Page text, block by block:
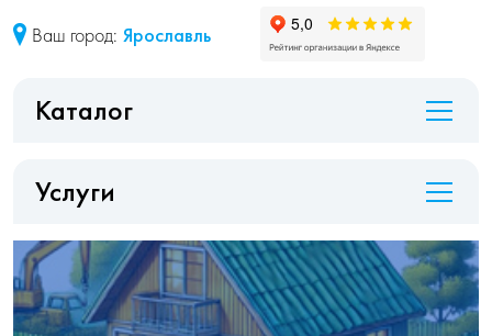
Ваш город: Ярославль
Каталог
Услуги